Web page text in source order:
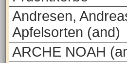
Andresen,
Apfelsorten (and)
ARCHE NOAH